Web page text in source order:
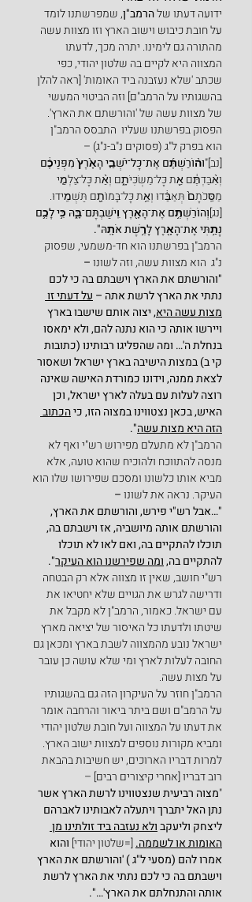
ידועה דעתו של הרמב"ן, שמפרשתנו לומד
על חובת כיבוש וישוב הארץ וזו מצוות עשה
מהתורה גם לימינו. יתרה מכך, לדעתו
המצווה היא לקיים בה שלטון יהודי, כפי
שכתב 'שלא נעזבנה ביד האומות' [ראה להלן
בהשגותיו על הרמב"ם] וזה הביטוי המעשי
של מצוות עשה של 'והורשתם את הארץ'.
הפסוק בפרשתנו שעליו  התבסס הרמב"ן
הוא בפרק ל"ג (פסוקים נ"ב-נ"ג) –
[נב]"וה֨וֹרַשְׁתֶּ֜ם אֶת־כָּל־יֹשְׁבֵ֤י הָאָ֙רֶץ֙ מִפְּנֵיכֶ֔ם
וְאִ֨בַּדְתֶּ֔ם אֵ֖ת כָּל־מַשְׂכִּיֹּתָ֑ם וְאֵ֨ת כָּל־צַלְמֵ֤י
מַסֵּֽכֹתָם֙ תְּאַבֵּ֔דוּ וְאֵ֥ת כָּל־בָּמוֹתָ֖ם תַּשְׁמִֽידוּ.
[נג]וְהוֹרַשְׁתֶּ֥ם אֶת־הָאָ֖רֶץ וִֽישַׁבְתֶּם־בָּ֑הּ כִּ֥י לָכֶ֛ם
נָתַ֥תִּי אֶת־הָאָ֖רֶץ לָרֶ֥שֶׁת אֹתָֽהּ".
הרמב"ן בפרשתנו הוא חד-משמעי, שפסוק
נ"ג  הוא מצוות עשה, וזה לשונו –
"והורשתם את הארץ וישבתם בה כי לכם
נתתי את הארץ לרשת אתה – על דעתי זו
מצות עשה היא, יצוה אותם שישבו בארץ
ויירשו אותה כי הוא נתנה להם, ולא ימאסו
בנחלת ה'… ומה שהפליגו רבותינו (כתובות
קי ב) במצות הישיבה בארץ ישראל ושאסור
לצאת ממנה, וידונו כמורדת האישה שאינה
רוצה לעלות עם בעלה לארץ ישראל, וכן
האיש, בכאן נצטווינו במצוה הזו, כי הכתוב
הזה היא מצות עשה".
הרמב"ן לא מתעלם מפירוש רש"י ואף לא
מנסה להתווכח ולהוכיח שהוא טועה, אלא
מביא אותו כלשונו ומסכם שפירושו שלו הוא
העיקר. נראה את לשונו –
"…אבל רש"י פירש, והורשתם את הארץ,
והורשתם אותה מיושביה, אז וישבתם בה,
תוכלו להתקיים בה, ואם לאו לא תוכלו
להתקיים בה, ומה שפירשנו הוא העיקר".
רש"י חושב, שאין זו מצווה אלא רק הבטחה
ודרישה לגרש את הגויים שלא יחטיאו את
עם ישראל. כאמור, הרמב"ן לא מקבל את
שיטתו ולדעתו כל האיסור של יציאה מארץ
ישראל נובע מהמצווה לשבת בארץ ומכאן גם
החובה לעלות לארץ ומי שלא עושה כן עובר
על מצות עשה.
הרמב"ן חוזר על העיקרון הזה גם בהשגותיו
על הרמב"ם ושם ביתר ביאור והרחבה אומר
את דעתו על המצווה ועל חובת שלטון יהודי
ומביא מקורות נוספים למצוות ישוב הארץ.
למרות דבריו הארוכים, יש חשיבות בהבאת
רוב דבריו [אחרי קיצורים רבים] –
"מצוה רביעית שנצטווינו לרשת הארץ אשר
נתן האל יתברך ויתעלה לאבותינו לאברהם
ליצחק וליעקב ולא נעזבה ביד זולתינו מן
האומות או לשממה.[=שלטון יהודי] והוא
אמרו להם (מסעי ל"ג ) 'והורשתם את הארץ
וישבתם בה כי לכם נתתי את הארץ לרשת
אותה והתנחלתם את הארץ'…".